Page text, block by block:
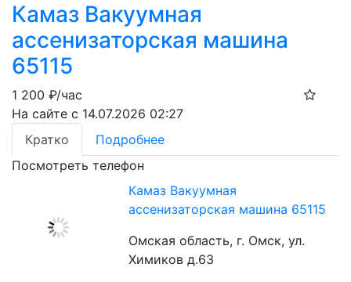
Камаз Вакуумная
ассенизаторская машина
65115
1 200 ₽/час
На сайте с 14.07.2026 02:27
Кратко
Подробнее
Посмотреть телефон
Камаз Вакуумная
ассенизаторская машина 65115
Омская область, г. Омск, ул.
Химиков д.63